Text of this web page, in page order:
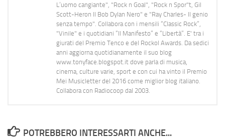
L’uomo cangiante", "Rock n Goal", "Rock n Spor"t, Gil
Scott-Heron Il Bob Dylan Nero" e "Ray Charles- Il genio
senza tempo". Collabora con i mensili “Classic Rock”,
"Vinile" e i quotidiani “Il Manifesto” e “Libertà”. E' tra i
giurati del Premio Tenco e del Rockol Awards. Da sedici
anni aggiorna quotidianamente il suo blog
www.tonyface.blogspot.it dove parla di musica,
cinema, culture varie, sport e con cui ha vinto il Premio
Mei Musicletter del 2016 come miglior blog italiano.
Collabora con Radiocoop dal 2003.
POTREBBERO INTERESSARTI ANCHE...